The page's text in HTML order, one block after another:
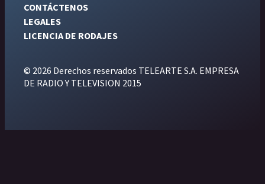
CONTÁCTENOS
LEGALES
LICENCIA DE RODAJES
© 2026 Derechos reservados TELEARTE S.A. EMPRESA
DE RADIO Y TELEVISION 2015